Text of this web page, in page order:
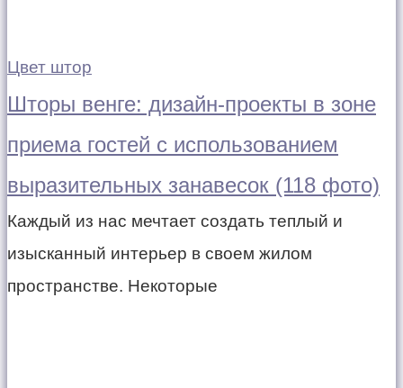
Цвет штор
Шторы венге: дизайн-проекты в зоне
приема гостей с использованием
выразительных занавесок (118 фото)
Каждый из нас мечтает создать теплый и
изысканный интерьер в своем жилом
пространстве. Некоторые